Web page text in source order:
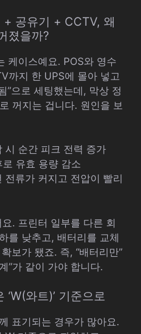
공유기 + CCTV, 왜
졌을까?
케이스예요. POS와 영수
까지 한 UPS에 몰아 넣고
”으로 세팅했는데, 막상 정
꺼지는 겁니다. 원인을 보
시 순간 피크 전력 증가
유효 용량 감소
전류가 커지고 전압이 빨리
. 프린터 일부를 다른 회
를 낮추고, 배터리를 교체
보가 됐죠. 즉, “배터리만”
”가 같이 가야 합니다.
와트)’ 기준으로
표기되는 경우가 많아요.